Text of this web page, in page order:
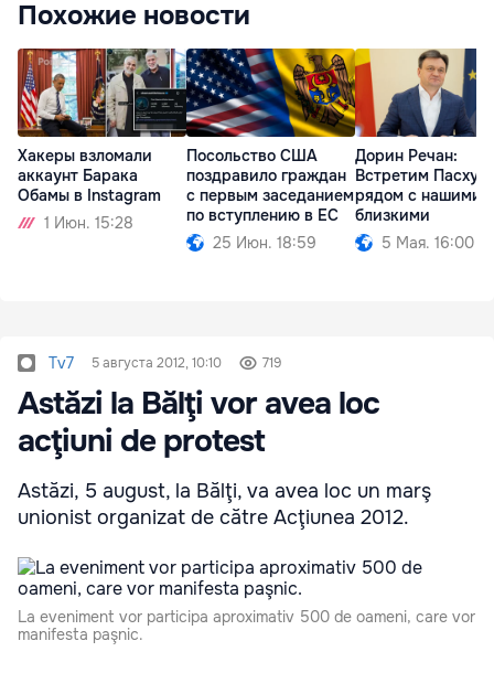
Похожие новости
Хакеры взломали
аккаунт Барака
Обамы в Instagram
1 Июн. 15:28
Посольство США
поздравило граждан
с первым заседанием
по вступлению в ЕС
25 Июн. 18:59
Дорин Речан:
Встретим Пасху
рядом с нашими
близкими
5 Мая. 16:00
Tv7 5 августа 2012, 10:10 719
Astăzi la Bălţi vor avea loc
acţiuni de protest
Astăzi, 5 august, la Bălţi, va avea loc un marş
unionist organizat de către Acţiunea 2012.
La eveniment vor participa aproximativ 500 de oameni, care vor
manifesta paşnic.